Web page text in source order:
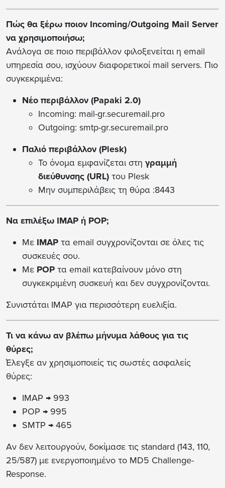
Πώς θα ξέρω ποιον Incoming/Outgoing Mail Server
να χρησιμοποιήσω;
Ανάλογα σε ποιο περιβάλλον φιλοξενείται η email
υπηρεσία σου, ισχύουν διαφορετικοί mail servers. Πιο
συγκεκριμένα:
Νέο περιβάλλον (Papaki 2.0)
Incoming: mail-gr.securemail.pro
Outgoing: smtp-gr.securemail.pro
Παλιό περιβάλλον (Plesk)
Το όνομα εμφανίζεται στη γραμμή
διεύθυνσης (URL) του Plesk
Μην συμπεριλάβεις τη θύρα :8443
Να επιλέξω IMAP ή POP;
Με IMAP τα email συγχρονίζονται σε όλες τις
συσκευές σου.
Με POP τα email κατεβαίνουν μόνο στη
συγκεκριμένη συσκευή και δεν συγχρονίζονται.
Συνιστάται IMAP για περισσότερη ευελιξία.
Τι να κάνω αν βλέπω μήνυμα λάθους για τις
θύρες;
Έλεγξε αν χρησιμοποιείς τις σωστές ασφαλείς
θύρες:
IMAP → 993
POP → 995
SMTP → 465
Αν δεν λειτουργούν, δοκίμασε τις standard (143, 110,
25/587) με ενεργοποιημένο το MD5 Challenge-
Response.